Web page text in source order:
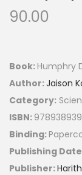
90.00
Book: Humphry
Author:Jaison
Category:
ISBN:
Binding:
Publishing
Publisher: